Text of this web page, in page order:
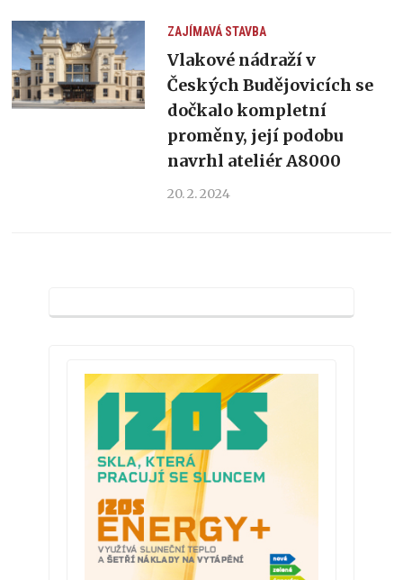
ZAJÍMAVÁ STAVBA
Vlakové nádraží v
Českých Budějovicích se
dočkalo kompletní
proměny, její podobu
navrhl ateliér A8000
20. 2. 2024